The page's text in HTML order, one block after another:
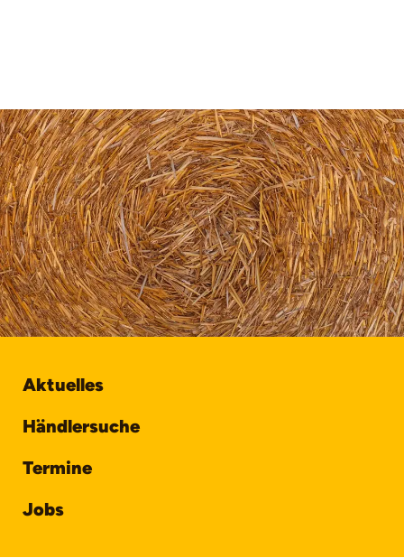
Aktuelles
Händlersuche
Termine
Jobs